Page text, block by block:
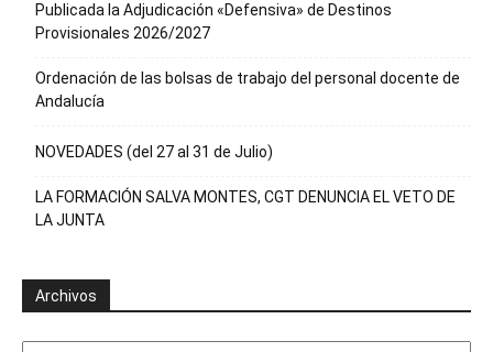
Publicada la Adjudicación «Defensiva» de Destinos
Provisionales 2026/2027
Ordenación de las bolsas de trabajo del personal docente de
Andalucía
NOVEDADES (del 27 al 31 de Julio)
LA FORMACIÓN SALVA MONTES, CGT DENUNCIA EL VETO DE
LA JUNTA
Archivos
Archivos